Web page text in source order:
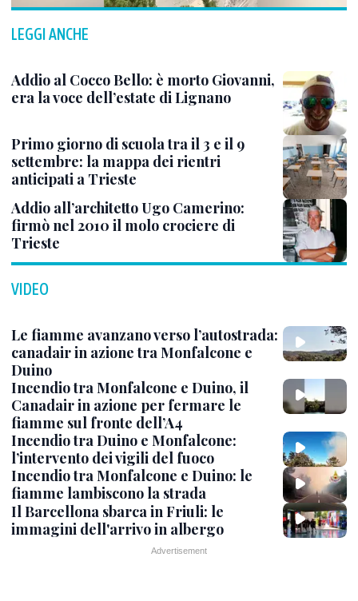
LEGGI ANCHE
Addio al Cocco Bello: è morto Giovanni,
era la voce dell’estate di Lignano
Primo giorno di scuola tra il 3 e il 9
settembre: la mappa dei rientri
anticipati a Trieste
Addio all’architetto Ugo Camerino:
firmò nel 2010 il molo crociere di
Trieste
VIDEO
Le fiamme avanzano verso l’autostrada:
canadair in azione tra Monfalcone e
Duino
Incendio tra Monfalcone e Duino, il
Canadair in azione per fermare le
fiamme sul fronte dell’A4
Incendio tra Duino e Monfalcone:
l’intervento dei vigili del fuoco
Incendio tra Monfalcone e Duino: le
fiamme lambiscono la strada
Il Barcellona sbarca in Friuli: le
immagini dell'arrivo in albergo